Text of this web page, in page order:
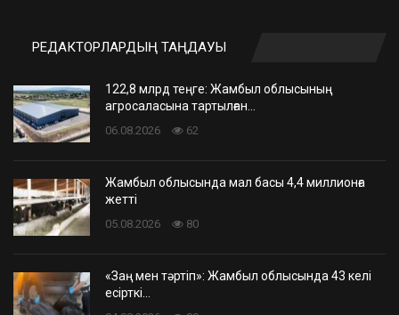
РЕДАКТОРЛАРДЫҢ ТАҢДАУЫ
122,8 млрд теңге: Жамбыл облысының
агросаласына тартылған…
06.08.2026 62
Жамбыл облысында мал басы 4,4 миллионға
жетті
05.08.2026 80
«Заң мен тәртіп»: Жамбыл облысында 43 келі
есірткі…